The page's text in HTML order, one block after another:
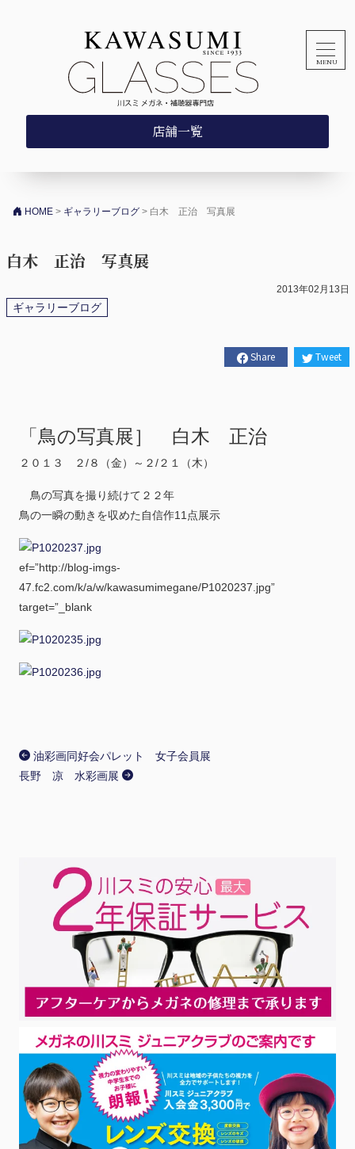
店舗一覧
HOME > ギャラリーブログ > 白木 正治 写真展
白木 正治 写真展
2013年02月13日
ギャラリーブログ
Share Tweet
「鳥の写真展］ 白木 正治
２０１３ ２/８（金）～２/２１（木）
鳥の写真を撮り続けて２２年
鳥の一瞬の動きを収めた自信作11点展示
ef=”http://blog-imgs-
47.fc2.com/k/a/w/kawasumimegane/P1020237.jpg”
target=”_blank
油彩画同好会パレット 女子会員展
長野 凉 水彩画展